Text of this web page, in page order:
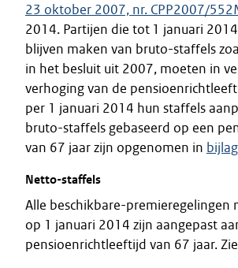
23 oktober 2007, nr. CPP2007/
2014. Partijen die tot 1 januari
blijven maken van bruto-staffels
in het besluit uit 2007, moeten in
verhoging van de
per 1 januari 2014 hun staffels
bruto-staffels gebaseerd op een
van 67 jaar zijn opgenomen in
Netto-staffels
Alle beschikbare-premieregelingen
op 1 januari 2014 zijn aangepast
pensioenrichtleeftijd van 67 jaar. Zie